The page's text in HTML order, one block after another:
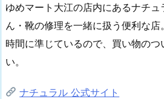
ゆめマート大江の店内にあるナチ
ん・靴の修理を一緒に扱う便利な
時間に準じているので、買い物の
い。
ナチュラル 公式サイト